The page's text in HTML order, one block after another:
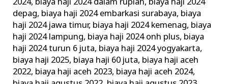
2024, biaya haji 2024 dalam rupiah, biaya haji 2024
depag, biaya haji 2024 embarkasi surabaya, biaya
haji 2024 jawa timur, biaya haji 2024 kemenag, biaya
haji 2024 lampung, biaya haji 2024 onh plus, biaya
haji 2024 turun 6 juta, biaya haji 2024 yogyakarta,
biaya haji 2025, biaya haji 60 juta, biaya haji aceh
2022, biaya haji aceh 2023, biaya haji aceh 2024,